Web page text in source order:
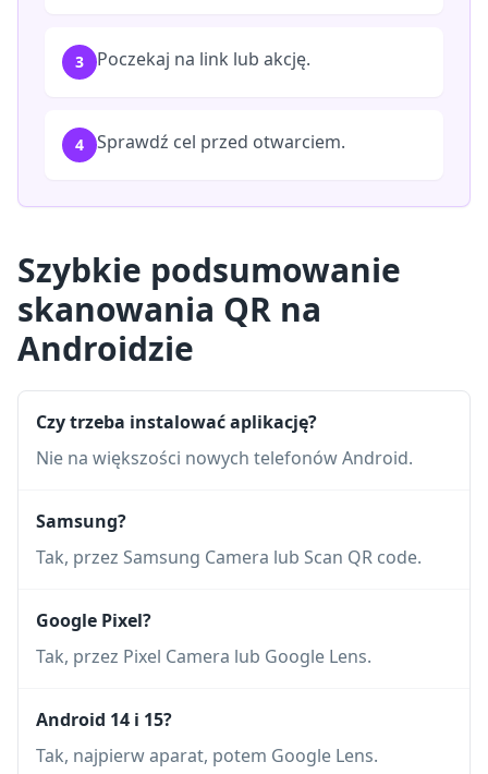
3 Poczekaj na link lub akcję.
4 Sprawdź cel przed otwarciem.
Szybkie podsumowanie
skanowania QR na
Androidzie
Czy trzeba instalować aplikację?
Nie na większości nowych telefonów Android.
Samsung?
Tak, przez Samsung Camera lub Scan QR code.
Google Pixel?
Tak, przez Pixel Camera lub Google Lens.
Android 14 i 15?
Tak, najpierw aparat, potem Google Lens.